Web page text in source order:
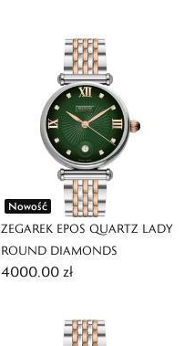
Nowość
ZEGAREK EPOS QUARTZ LADY
ROUND DIAMONDS
4000,00 zł